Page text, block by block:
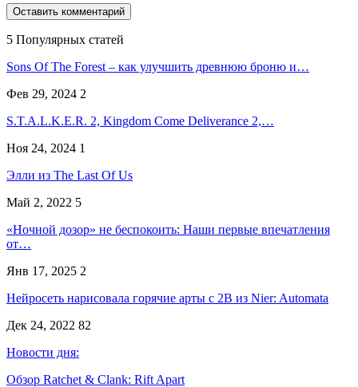
5 Популярных статей
Sons Of The Forest – как улучшить древнюю броню и…
Фев 29, 2024 2
S.T.A.L.K.E.R. 2, Kingdom Come Deliverance 2,…
Ноя 24, 2024 1
Элли из The Last Of Us
Май 2, 2022 5
«Ночной дозор» не беспокоить: Наши первые впечатления
от…
Янв 17, 2025 2
Нейросеть нарисовала горячие арты с 2B из Nier: Automata
Дек 24, 2022 82
Новости дня:
Обзор Ratchet & Clank: Rift Apart